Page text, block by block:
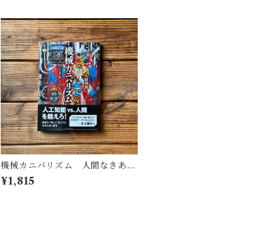
機械カニバリズム 人間なきあと
の人類学へ｜久保 明教
¥1,815